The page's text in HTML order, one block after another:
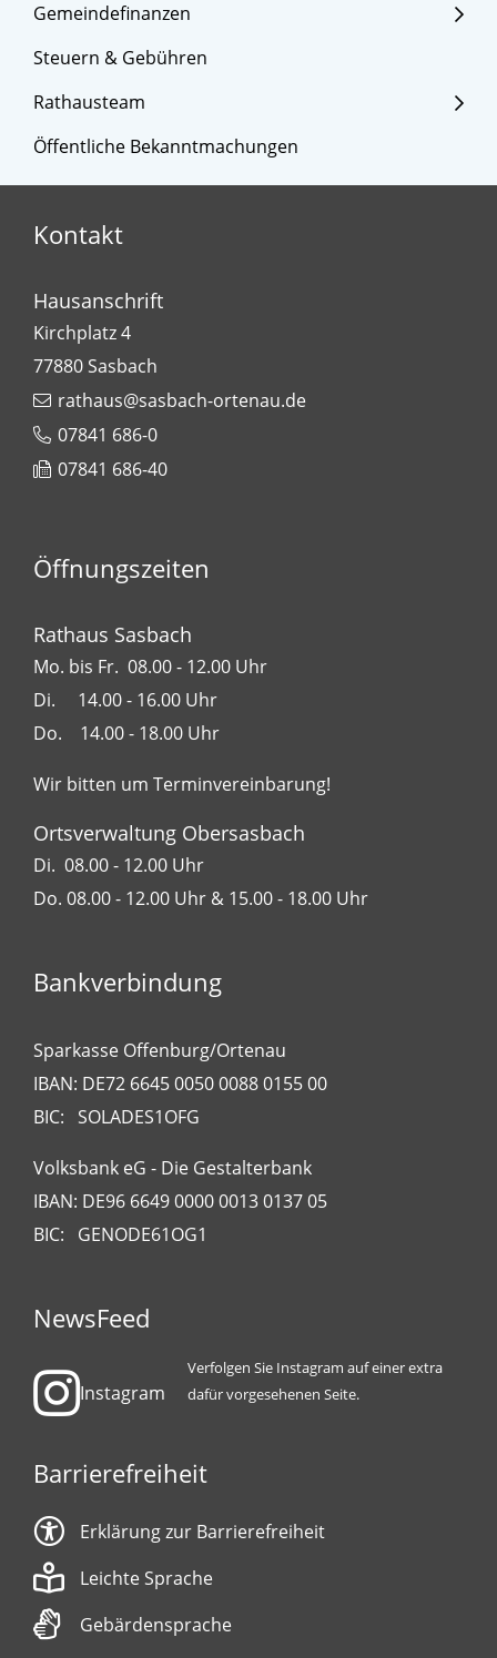
Gemeindefinanzen
Steuern & Gebühren
Rathausteam
Öffentliche Bekanntmachungen
Kontakt
Hausanschrift
Kirchplatz 4
77880Sasbach
rathaus@sasbach-ortenau.de
07841 686-0
07841 686-40
Öffnungszeiten
Rathaus Sasbach
Mo. bis Fr. 08.00 - 12.00 Uhr
Di. 14.00 - 16.00 Uhr
Do. 14.00 - 18.00 Uhr
Wir bitten um Terminvereinbarung!
Ortsverwaltung Obersasbach
Di. 08.00 - 12.00 Uhr
Do. 08.00 - 12.00 Uhr & 15.00 - 18.00 Uhr
Bankverbindung
Sparkasse Offenburg/Ortenau
IBAN: DE72 6645 0050 0088 0155 00
BIC: SOLADES1OFG
Volksbank eG - Die Gestalterbank
IBAN: DE96 6649 0000 0013 0137 05
BIC: GENODE61OG1
NewsFeed
Instagram
Verfolgen Sie Instagram auf einer extra
dafür vorgesehenen Seite.
Barrierefreiheit
Erklärung zur Barrierefreiheit
Leichte Sprache
Gebärdensprache